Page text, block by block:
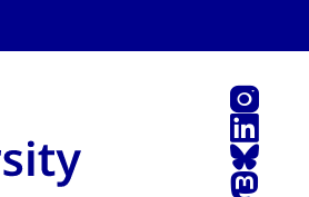
Instagram
LinkedIn
Bluesky
Mastodon